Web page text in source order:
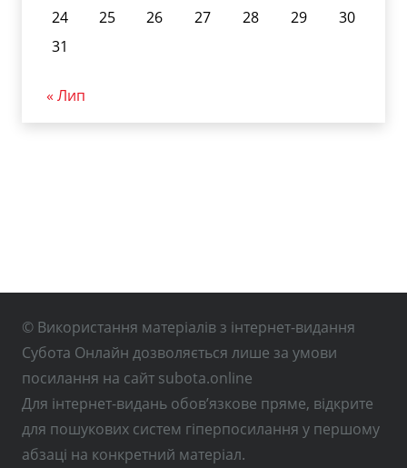
24
25 26 27 28 29
30
31
« Лип
© Використання матеріалів з інтернет-видання
Субота Онлайн дозволяється лише за умови
посилання на сайт subota.online
Для інтернет-видань обов’язкове пряме, відкрите
для пошукових систем гіперпосилання у першому
абзаці на конкретний матеріал.